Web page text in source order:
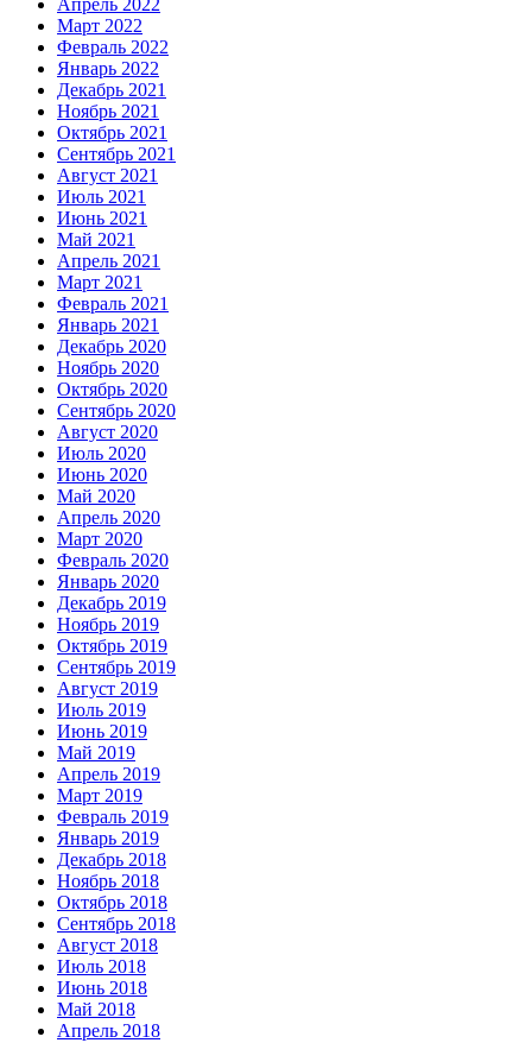
Март 2022
Февраль 2022
Январь 2022
Декабрь 2021
Ноябрь 2021
Октябрь 2021
Сентябрь 2021
Август 2021
Июль 2021
Июнь 2021
Май 2021
Апрель 2021
Март 2021
Февраль 2021
Январь 2021
Декабрь 2020
Ноябрь 2020
Октябрь 2020
Сентябрь 2020
Август 2020
Июль 2020
Июнь 2020
Май 2020
Апрель 2020
Март 2020
Февраль 2020
Январь 2020
Декабрь 2019
Ноябрь 2019
Октябрь 2019
Сентябрь 2019
Август 2019
Июль 2019
Июнь 2019
Май 2019
Апрель 2019
Март 2019
Февраль 2019
Январь 2019
Декабрь 2018
Ноябрь 2018
Октябрь 2018
Сентябрь 2018
Август 2018
Июль 2018
Июнь 2018
Май 2018
Апрель 2018